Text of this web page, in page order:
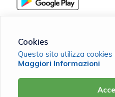
MarcheVita ETS Cassa Mutua
C.F. 90038420411 |Cookie Policy
Cookies
Questo sito utilizza
Maggiori Informazioni